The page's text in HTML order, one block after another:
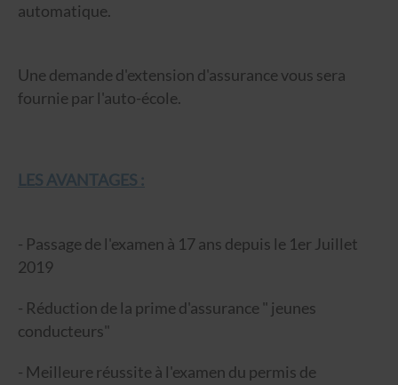
automatique.
Une demande d'extension d'assurance vous sera
fournie par l'auto-école.
LES AVANTAGES :
- Passage de l'examen à 17 ans depuis le 1er Juillet
2019
- Réduction de la prime d'assurance " jeunes
conducteurs"
- Meilleure réussite à l'examen du permis de